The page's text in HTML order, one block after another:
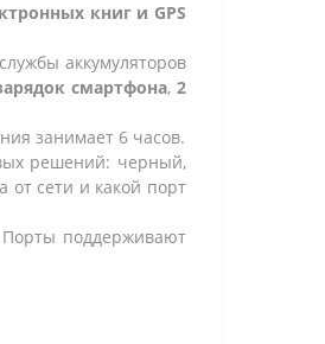
книг и GPS
аккумуляторов
смартфона,2
занимает 6 часов.
решений: черный,
от сети и какой порт
поддерживают